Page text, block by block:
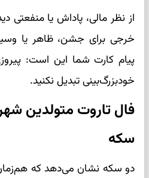
از نظر مالی، پاداش یا منفعتی
خرجی برای جشن، ظاهر یا
پیام کارت شما این است:
خودبزرگ‌بینی تبدیل نکنید.
فال تاروت متولدین
سکه
دو سکه نشان می‌دهد که